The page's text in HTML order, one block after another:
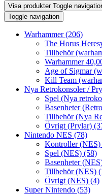
Visa produkter Toggle
Toggle navigation
Warhammer(206)
The Horus
Tillbehör
Warhammer
Age of Sigmar
Kill Team
Nya Retrokonsoler /
Spel (Nya
Basenheter
Tillbehör (Nya
Övrigt (Prylar)
Nintendo NES (78)
Kontroller (NES)
Spel (NES) (58)
Basenheter
Tillbehör (NES)
Övrigt (NES) (4)
Super Nintendo (53)